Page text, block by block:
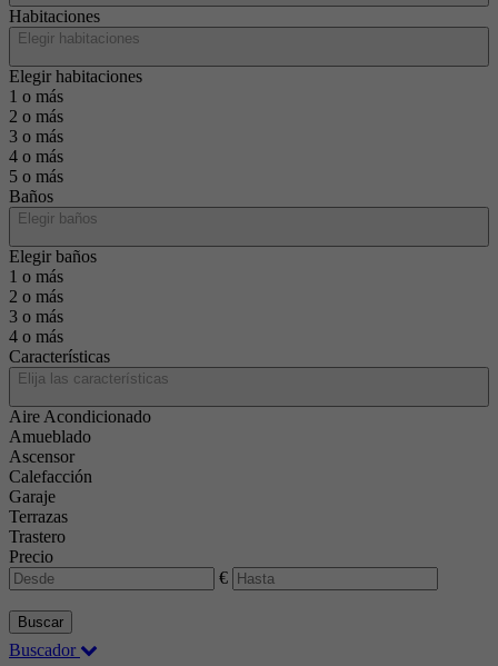
Habitaciones
Elegir habitaciones
Elegir habitaciones
1 o más
2 o más
3 o más
4 o más
5 o más
Baños
Elegir baños
Elegir baños
1 o más
2 o más
3 o más
4 o más
Características
Elija las características
Aire Acondicionado
Amueblado
Ascensor
Calefacción
Garaje
Terrazas
Trastero
Precio
€
Buscar
Buscador